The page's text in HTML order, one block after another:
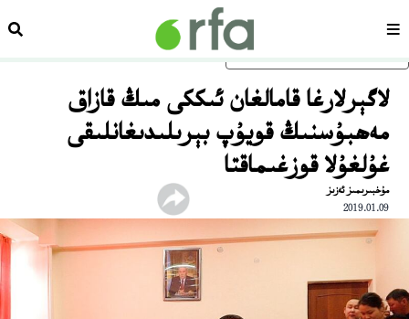
ئاساسلىق مەزمۇنغا ئاتلاڭسەھىپە
لاگېرلارغا قامالغان ئىككى مىڭ قازاق
مەھبۇسنىڭ قويۇپ بېرىلىدىغانلىقى
غۇلغۇلا قوزغىماقتا
مۇخبىرىمىز ئەزىز
2019.01.09